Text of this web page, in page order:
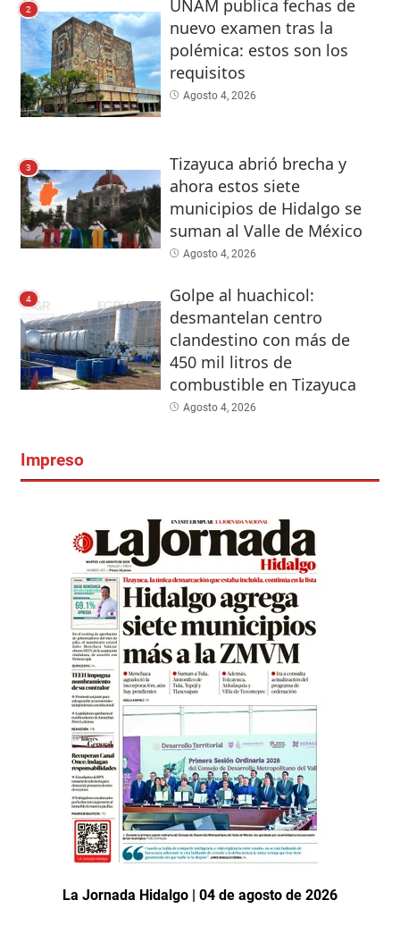
2
UNAM publica fechas de
nuevo examen tras la
polémica: estos son los
requisitos
Agosto 4, 2026
3
Tizayuca abrió brecha y
ahora estos siete
municipios de Hidalgo se
suman al Valle de México
Agosto 4, 2026
4
Golpe al huachicol:
desmantelan centro
clandestino con más de
450 mil litros de
combustible en Tizayuca
Agosto 4, 2026
Impreso
La Jornada Hidalgo | 04 de agosto de 2026